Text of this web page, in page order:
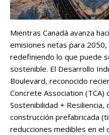
Mientras Canadá avanza
emisiones netas para
redefiniendo lo que puede
sostenible. El Desarrollo
Boulevard, reconocido
Concrete Association (TCA)
Sostenibilidad + Resiliencia,
construcción prefabricada
reducciones medibles en el